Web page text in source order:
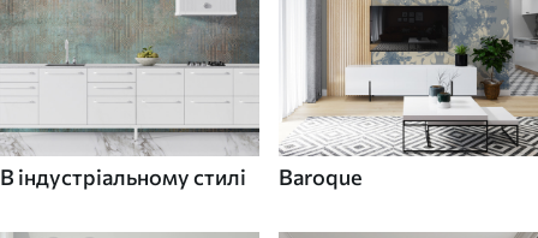
В індустріальному стилі Baroque